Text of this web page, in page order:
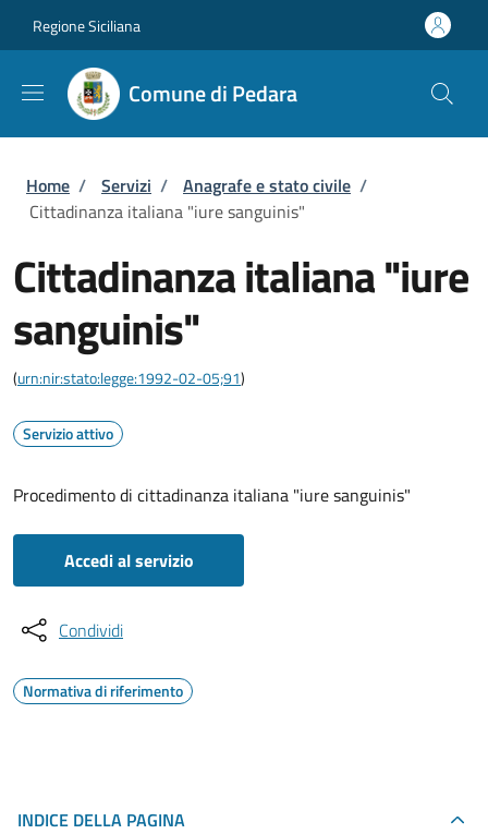
Regione Siciliana
Comune di Pedara
Briciole di pane
Home / Servizi / Anagrafe e stato civile /
Cittadinanza italiana "iure sanguinis"
Cittadinanza italiana "iure
sanguinis"
(urn:nir:stato:legge:1992-02-05;91)
Servizio attivo
Procedimento di cittadinanza italiana "iure sanguinis"
Accedi al servizio
Condividi
Normativa di riferimento
INDICE DELLA PAGINA